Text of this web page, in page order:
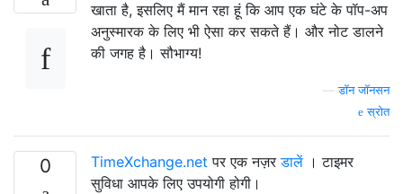
खाता है, इसलिए मैं मान रहा हूं कि आप एक घंटे के पॉप-अप
अनुस्मारक के लिए भी ऐसा कर सकते हैं। और नोट डालने
की जगह है। सौभाग्य!
—डॉन जॉनसन
स्रोत
0 TimeXchange.net पर एक नज़रडालें । टाइमर
सुविधा आपके लिए उपयोगी होगी।